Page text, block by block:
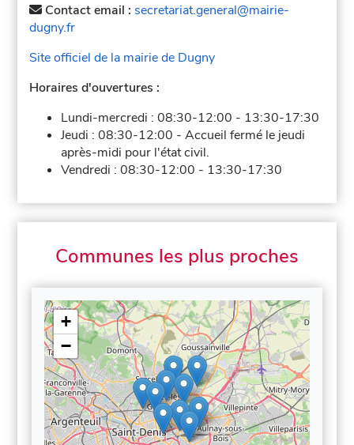
Contact email : secretariat.general@mairie-
dugny.fr
Site officiel de la mairie de Dugny
Horaires d'ouvertures :
Lundi-mercredi :08:30-12:00 - 13:30-17:30
Jeudi :08:30-12:00 -Accueil fermé le jeudi
après-midi pour l'état civil.
Vendredi :08:30-12:00 - 13:30-17:30
Communes les plus proches
+
−